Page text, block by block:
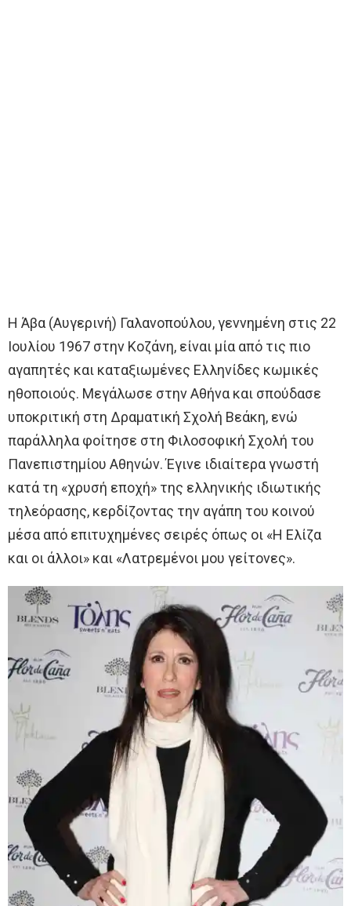
Η Άβα (Αυγερινή) Γαλανοπούλου, γεννημένη στις 22
Ιουλίου 1967 στην Κοζάνη, είναι μία από τις πιο
αγαπητές και καταξιωμένες Ελληνίδες κωμικές
ηθοποιούς. Μεγάλωσε στην Αθήνα και σπούδασε
υποκριτική στη Δραματική Σχολή Βεάκη, ενώ
παράλληλα φοίτησε στη Φιλοσοφική Σχολή του
Πανεπιστημίου Αθηνών. Έγινε ιδιαίτερα γνωστή
κατά τη «χρυσή εποχή» της ελληνικής ιδιωτικής
τηλεόρασης, κερδίζοντας την αγάπη του κοινού
μέσα από επιτυχημένες σειρές όπως οι «Η Ελίζα
και οι άλλοι» και «Λατρεμένοι μου γείτονες».